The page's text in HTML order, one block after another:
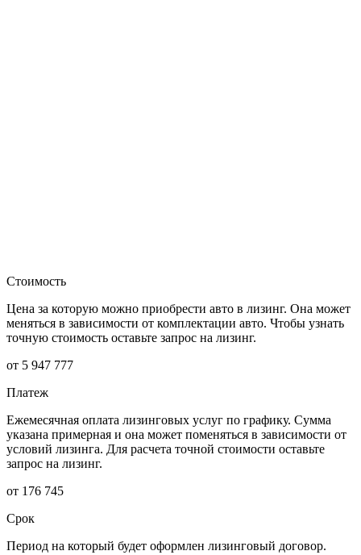
Стоимость
Цена за которую можно приобрести авто в лизинг. Она может
меняться в зависимости от комплектации авто. Чтобы узнать
точную стоимость оставьте запрос на лизинг.
от 5 947 777
Платеж
Ежемесячная оплата лизинговых услуг по графику. Сумма
указана примерная и она может поменяться в зависимости от
условий лизинга. Для расчета точной стоимости оставьте
запрос на лизинг.
от 176 745
Срок
Период на который будет оформлен лизинговый договор.